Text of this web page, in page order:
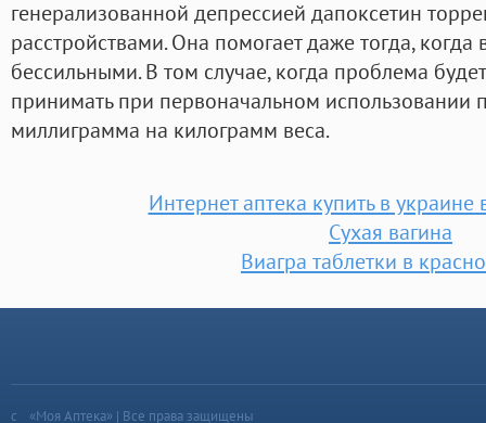
генерализованной депрессией дапоксетин
расстройствами. Она помогает даже тогда,
бессильными. В том случае, когда проблема
принимать при первоначальном использовании
миллиграмма на килограмм веса.
Интернет аптека купить в украине
Сухая вагина
Виагра таблетки в
«Моя Аптека» | Все права защищены